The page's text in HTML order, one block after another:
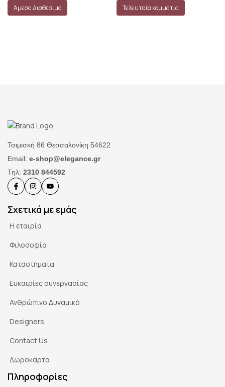
Άμεσα Διαθέσιμο Τελευταία κομμάτια
Τσιμισκή 86 Θεσσαλονίκη 54622
Email: e-shop@elegance.gr
Τηλ: 2310 844592
Σχετικά με εμάς
Η εταιρία
Φιλοσοφία
Καταστήματα
Ευκαιρίες συνεργασίας
Ανθρώπινο Δυναμικό
Designers
Contact Us
Δωροκάρτα
Πληροφορίες